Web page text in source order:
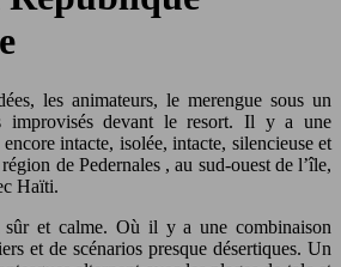
les animateurs, le merengue sous un
improvisés devant le resort.Il y a une
encore intacte, isolée, intacte, silencieuse et
de Pedernales , au sud-ouest de l’île,
Haïti.
sûr et calme. Où il y a une combinaison
et de scénarios presque désertiques. Un